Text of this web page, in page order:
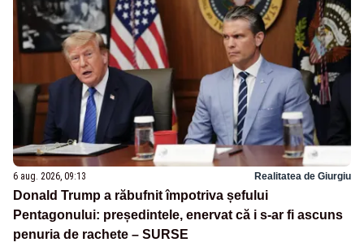
6 aug. 2026, 09:13 Realitatea de Giurgiu
Donald Trump a răbufnit împotriva șefului
Pentagonului: președintele, enervat că i s-ar fi ascuns
penuria de rachete – SURSE